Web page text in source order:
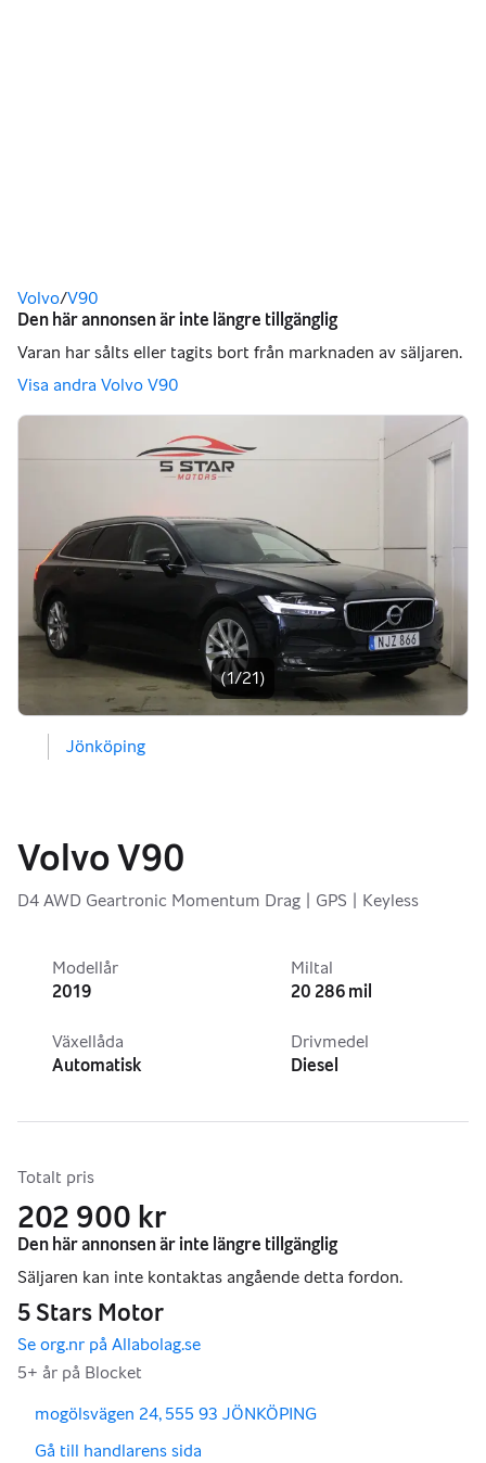
Du är här
Volvo/V90
Bildgalleri
(1/21)
Jönköping
Volvo V90
D4 AWD Geartronic Momentum Drag | GPS | Keyless
Modellår
2019
Miltal
20 286 mil
Växellåda
Automatisk
Drivmedel
Diesel
Totalt pris
202 900 kr
,
mogölsvägen 24, 555 93 JÖNKÖPING
Gå till handlarens sida